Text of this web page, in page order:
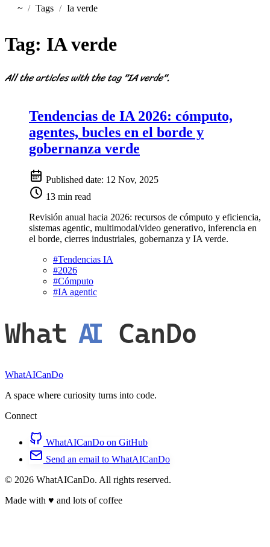
~HomeTags Ia verde
Tag: IA verde
All the articles with the tag "IA verde".
Tendencias de IA 2026: cómputo,
agentes, bucles en el borde y
gobernanza verde
Published date: 12 Nov, 2025
13 min read
Revisión anual hacia 2026: recursos de cómputo y eficiencia,
sistemas agentic, multimodal/video generativo, inferencia en
el borde, cierres industriales, gobernanza y IA verde.
#Tendencias IA
#2026
#Cómputo
#IA agentic
What AI CanDo
WhatAICanDo
A space where curiosity turns into code.
Connect
WhatAICanDo on GitHub
Send an email to WhatAICanDo
© 2026 WhatAICanDo. All rights reserved.
Made with ♥ and lots of coffee